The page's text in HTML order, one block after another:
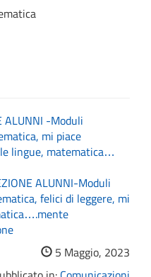
ALUNNI -Moduli
mi piace
lingue, matematica…
ALUNNI-Moduli
felici di leggere, mi
5 Maggio, 2023